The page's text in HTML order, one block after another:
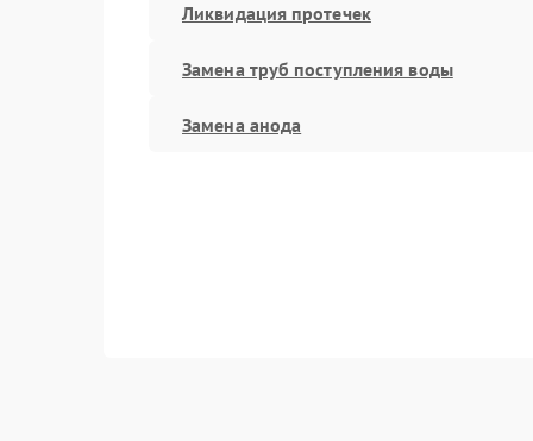
Ликвидация протечек
Замена труб поступления воды
Замена анода